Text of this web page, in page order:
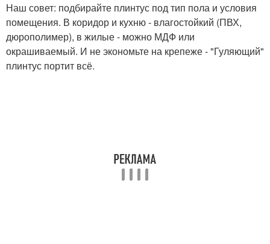
Наш совет: подбирайте плинтус под тип пола и условия
помещения. В коридор и кухню - влагостойкий (ПВХ,
дюрополимер), в жилые - можно МДФ или
окрашиваемый. И не экономьте на крепеже - "Гуляющий"
плинтус портит всё.